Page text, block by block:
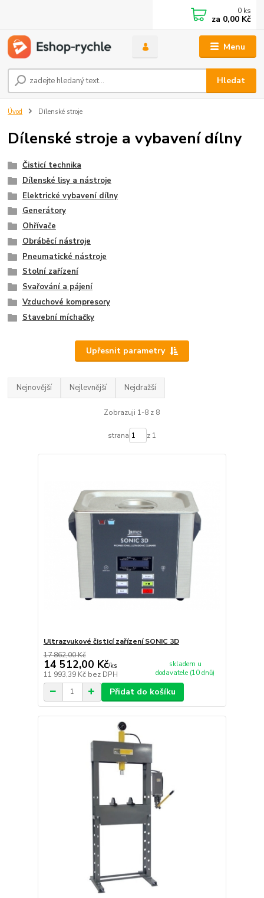
Menu
Hledat
0 ks
za 0,00 Kč
Úvod Dílenské stroje
Dílenské stroje a vybavení dílny
Čisticí technika
Dílenské lisy a nástroje
Elektrické vybavení dílny
Generátory
Ohřívače
Obráběcí nástroje
Pneumatické nástroje
Stolní zařízení
Svařování a pájení
Vzduchové kompresory
Stavební míchačky
Upřesnit parametry
Nejnovější Nejlevnější Nejdražší
Zobrazuji 1-8 z 8
strana z 1
Ultrazvukové čisticí zařízení SONIC 3D
17 862,00 Kč
14 512,00 Kč/ks
11 993,39 Kč bez DPH
skladem u
dodavatele (10 dnů)
Přidat do košíku